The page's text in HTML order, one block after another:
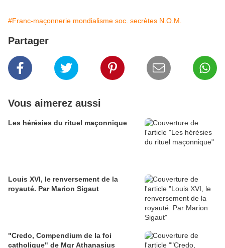
#Franc-maçonnerie mondialisme soc. secrètes N.O.M.
Partager
Vous aimerez aussi
Les hérésies du rituel maçonnique
Louis XVI, le renversement de la
royauté. Par Marion Sigaut
"Credo, Compendium de la foi
catholique" de Mgr Athanasius